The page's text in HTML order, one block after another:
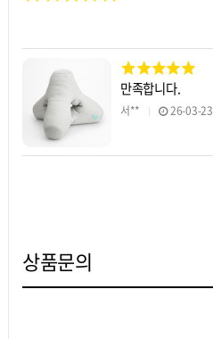
만족합니다.
서** 26-03-23
상품문의